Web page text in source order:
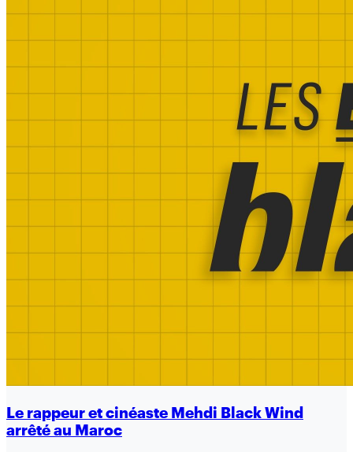
Le rappeur et cinéaste Mehdi Black Wind
arrêté au Maroc